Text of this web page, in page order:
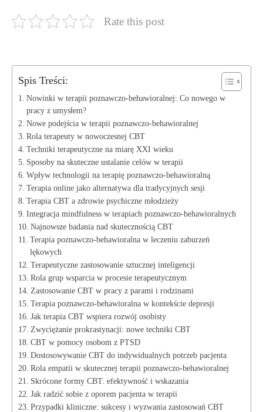
Rate this post
Spis Treści:
Nowinki w terapii poznawczo-behawioralnej: Co nowego w
pracy z umysłem?
Nowe podejścia ‌w ​terapii‌ poznawczo-behawioralnej
Rola terapeuty‍ w nowoczesnej CBT
Techniki​ terapeutyczne‌ na miarę XXI wieku
Sposoby na ​skuteczne ustalanie⁣ celów w terapii
Wpływ technologii na terapię poznawczo-behawioralną
Terapia⁢ online jako ⁣alternatywa dla tradycyjnych sesji
Terapia CBT a zdrowie​ psychiczne młodzieży
Integracja mindfulness w ⁣terapiach ​poznawczo-behawioralnych
Najnowsze badania nad ‍skutecznością CBT
Terapia poznawczo-behawioralna w leczeniu ⁢zaburzeń
lękowych
Terapeutyczne zastosowanie sztucznej ​inteligencji
Rola grup​ wsparcia ‍w procesie terapeutycznym
Zastosowanie ​CBT w‌ pracy z parami i ‌rodzinami
Terapia poznawczo-behawioralna ​w kontekście depresji
Jak‌ terapia ‍CBT wspiera rozwój⁤ osobisty
Zwyciężanie​ prokrastynacji: nowe techniki CBT
CBT ⁢w pomocy osobom z ‍PTSD
Dostosowywanie CBT do indywidualnych potrzeb pacjenta
Rola empatii w skutecznej ‌terapii poznawczo-behawioralnej
Skrócone⁢ formy​ CBT: efektywność i wskazania
Jak⁤ radzić sobie z oporem pacjenta w terapii
Przypadki kliniczne:⁣ sukcesy i‌ wyzwania zastosowań ‌CBT